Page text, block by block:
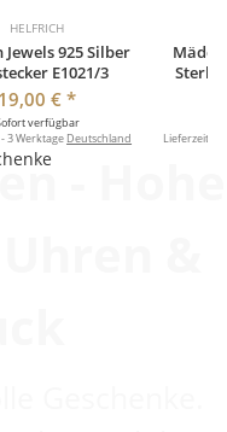
HELFRICH
925 Silber
E1021/3
19,00 €*
verfügbar
3 Werktage Deutschland
Lieferzeit:
- Hohe